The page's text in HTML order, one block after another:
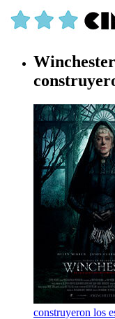
construyeron los